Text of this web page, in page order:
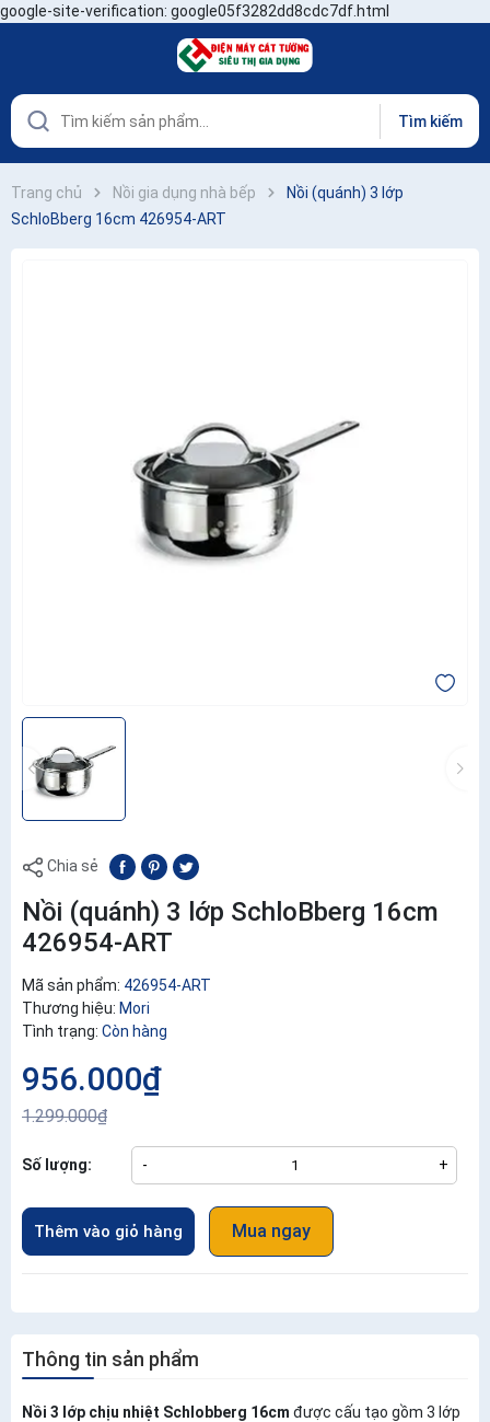
google-site-verification: google05f3282dd8cdc7df.html
Tìm kiếm
Trang chủ Nồi gia dụng nhà bếp
Nồi (quánh) 3 lớp
SchloBberg 16cm 426954-ART
Chia sẻ
Nồi (quánh) 3 lớp SchloBberg 16cm
426954-ART
Mã sản phẩm: 426954-ART
Thương hiệu: Mori
Tình trạng: Còn hàng
956.000₫
1.299.000₫
Số lượng: - +
Thêm vào giỏ hàng Mua ngay
Thông tin sản phẩm
Nồi 3 lớp chịu nhiệt Schlobberg 16cm được cấu tạo gồm 3 lớp